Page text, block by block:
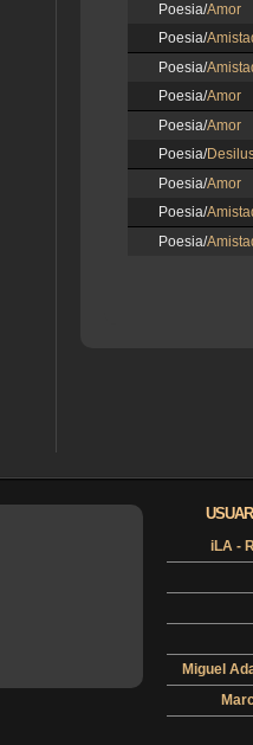
Poesia/Amor
Poesia/
Poesia/
Poesia/Amor
Poesia/Amor
Poesia/
Poesia/Amor
Poesia/
Poesia/
iLA -
Miguel